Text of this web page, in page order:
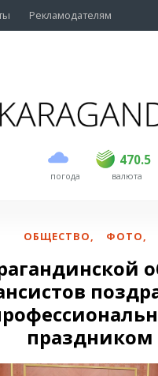
Рекламодателям
погода
470.5
USD 468.5
EUR валюта
ОБЩЕСТВО, ФОТО,
праздником